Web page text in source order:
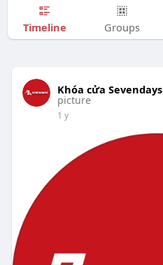
Timeline Groups
Khóa cửa Sevendays
picture
1 y